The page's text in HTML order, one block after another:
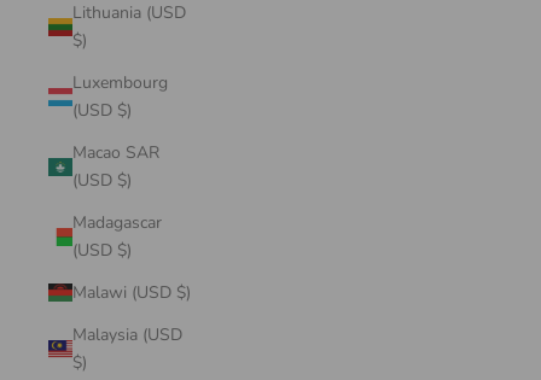
Lithuania (USD
$)
Luxembourg
(USD $)
Macao SAR
(USD $)
Madagascar
(USD $)
Malawi (USD $)
Malaysia (USD
$)